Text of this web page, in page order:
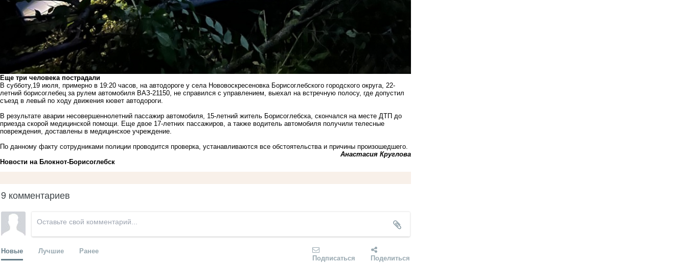
Еще три человека пострадали
В субботу,19 июля, примерно в 19:20 часов, на автодороге у села Нововоскресеновка Борисоглебского городского округа, 22-
летний борисоглебец за рулем автомобиля ВАЗ-21150, не справился с управлением, выехал на встречную полосу, где допустил
съезд в левый по ходу движения кювет автодороги.
В результате аварии несовершеннолетний пассажир автомобиля, 15-летний житель Борисоглебска, скончался на месте ДТП до
приезда скорой медицинской помощи. Еще двое 17-летних пассажиров, а также водитель автомобиля получили телесные
повреждения, доставлены в медицинское учреждение.
По данному факту сотрудниками полиции проводится проверка, устанавливаются все обстоятельства и причины произошедшего.
Анастасия Круглова
Новости на Блoкнoт-Борисоглебск
9 комментариев
Новые Лучшие Ранее
Подписаться Поделиться